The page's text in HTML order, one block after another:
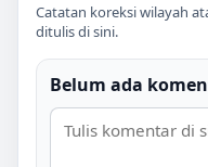
Catatan koreksi wilayah
ditulis di sini.
Belum ada